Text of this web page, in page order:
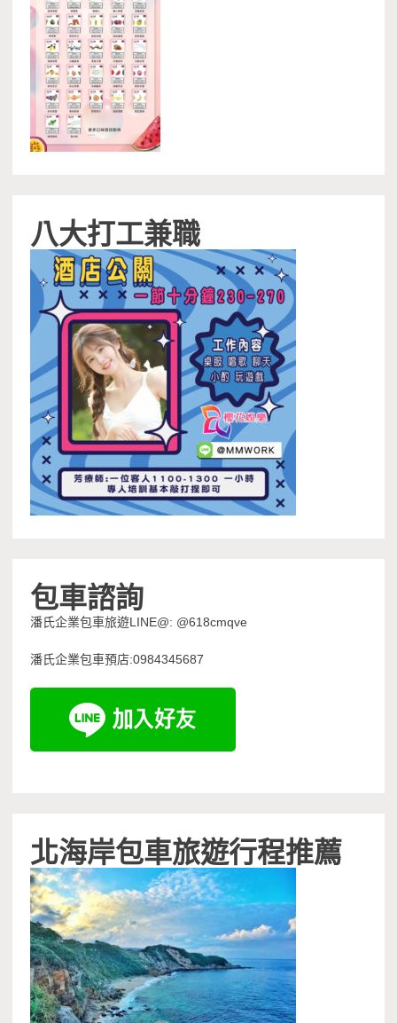
八大打工兼職
包車諮詢
潘氏企業包車旅遊LINE@: @618cmqve
潘氏企業包車預店:0984345687
北海岸包車旅遊行程推薦